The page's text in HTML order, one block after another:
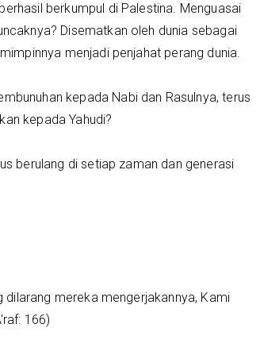
berkumpul di Palestina. Menguasai
Disematkan oleh dunia sebagai
menjadi penjahat perang dunia.
kepada Nabi dan Rasulnya, terus
kepada Yahudi?
berulang di setiap zaman dan generasi
mereka mengerjakannya, Kami
166)